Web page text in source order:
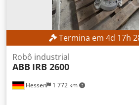
Termina em 4d 17h
Hessen 1 772 km
Robô industrial
ABB IRB 2600